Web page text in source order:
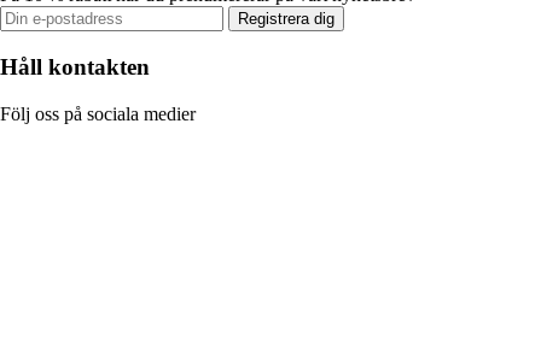
Registrera dig
Håll kontakten
Följ oss på sociala medier